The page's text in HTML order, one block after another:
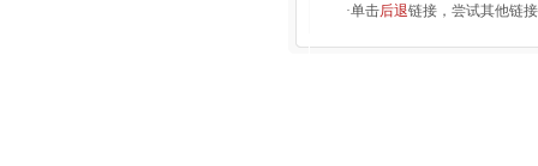
·单击后退链接，尝试其他链